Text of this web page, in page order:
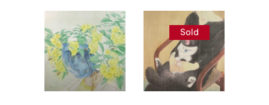
Liên hệ
Sold
Liên hệ